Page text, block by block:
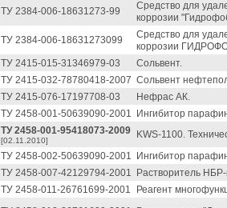
ТУ 2384-006-18631273-99
Средство для
коррозии
ТУ 2384-006-18631273099
Средство для
коррозии
ТУ 2415-015-31346979-03
Сольвент.
ТУ 2415-032-78780418-2007 Сольвент
ТУ 2415-076-17197708-03
Нефрас АК.
ТУ 2458-001-50639090-2001
Ингибитор
ТУ 2458-001-95418073-2009
[02.11.2010]
KWS-1100.
ТУ 2458-002-50639090-2001
Ингибитор
ТУ 2458-007-42129794-2001
Растворитель
ТУ 2458-011-26761699-2001
Реагент